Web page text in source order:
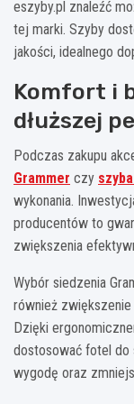
eszyby.pl znaleźć
tej marki. Szyby
jakości, idealnego
Komfort i
dłuższej
Podczas zakupu
Grammer czy
wykonania.
producentów to
zwiększenia
Wybór siedzenia
również
Dzięki
dostosować fotel
wygodę oraz